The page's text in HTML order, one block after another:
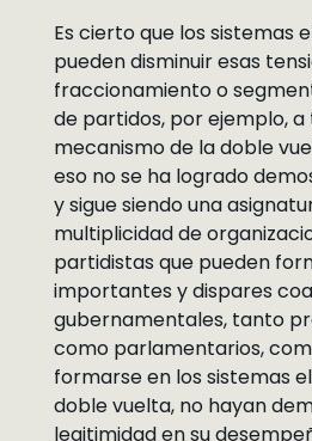
Es cierto que los sistemas
pueden disminuir esas
fraccionamiento o
de partidos, por ejemplo,
mecanismo de la doble
eso no se ha logrado
y sigue siendo una
multiplicidad de
partidistas que pueden
importantes y dispares
gubernamentales, tanto
como parlamentarios,
formarse en los sistemas
doble vuelta, no hayan
legitimidad en su